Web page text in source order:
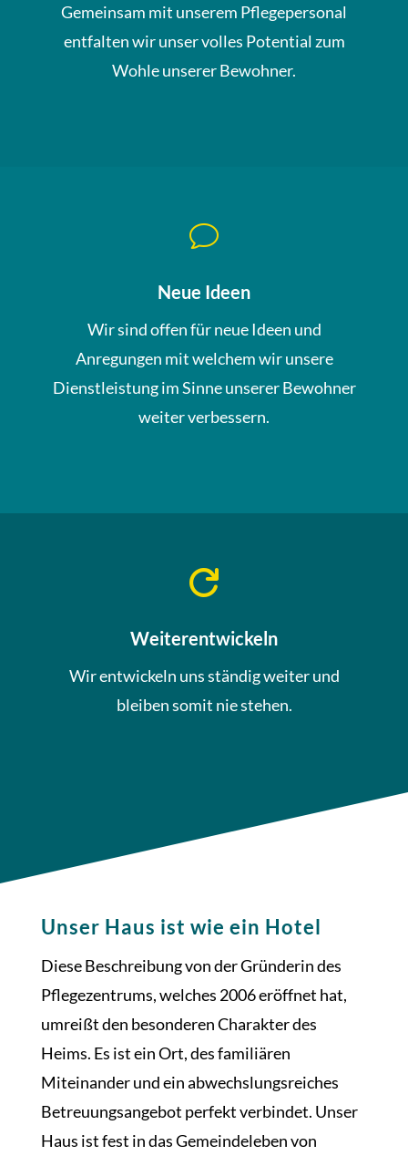
Gemeinsam mit unserem Pflegepersonal
entfalten wir unser volles Potential zum
Wohle unserer Bewohner.
v
Neue Ideen
Wir sind offen für neue Ideen und
Anregungen mit welchem wir unsere
Dienstleistung im Sinne unserer Bewohner
weiter verbessern.

Weiterentwickeln
Wir entwickeln uns ständig weiter und
bleiben somit nie stehen.
Unser Haus ist wie ein Hotel
Diese Beschreibung von der Gründerin des
Pflegezentrums, welches 2006 eröffnet hat,
umreißt den besonderen Charakter des
Heims. Es ist ein Ort, des familiären
Miteinander und ein abwechslungsreiches
Betreuungsangebot perfekt verbindet. Unser
Haus ist fest in das Gemeindeleben von